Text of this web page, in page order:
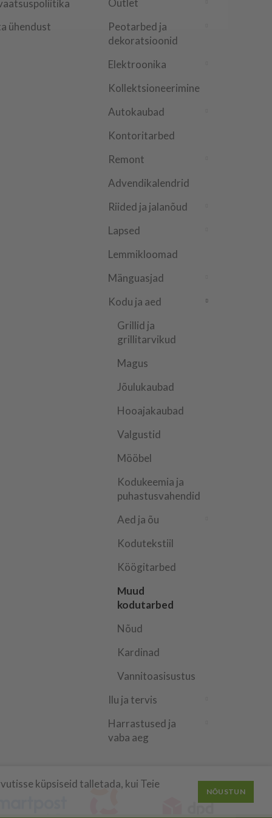
ühendust
Outlet
Peotarbed ja
dekoratsioonid
Elektroonika
Kollektsioneerimine
Autokaubad
Kontoritarbed
Remont
Advendikalendrid
Riided ja jalanõud
Lapsed
Lemmikloomad
Mänguasjad
Kodu ja aed
Grillid ja
grillitarvikud
Magus
Jõulukaubad
Hooajakaubad
Valgustid
Mööbel
Kodukeemia ja
puhastusvahendid
Aed ja õu
Kodutekstiil
Köögitarbed
Muud
kodutarbed
Nõud
Kardinad
Vannitoasisustus
Ilu ja tervis
Harrastused ja
vaba aeg
küpsiseid talletada, kui Teie
NÕUSTUN